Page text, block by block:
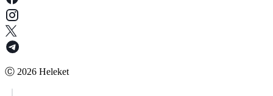
Ⓒ 2026 Heleket